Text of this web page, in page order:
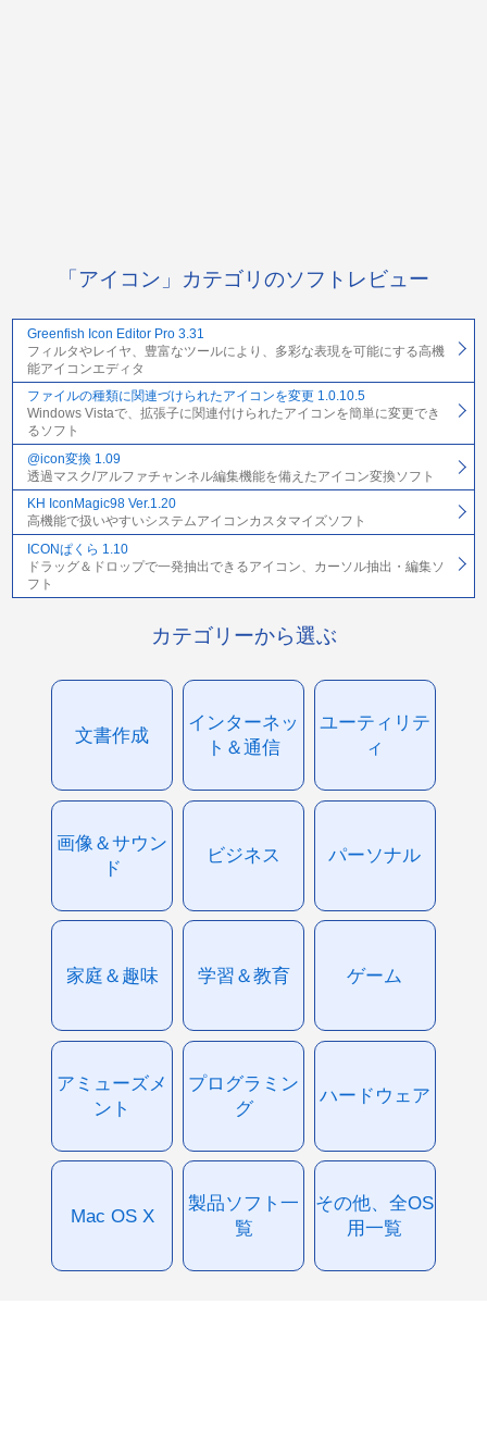
「アイコン」カテゴリのソフトレビュー
Greenfish Icon Editor Pro 3.31
フィルタやレイヤ、豊富なツールにより、多彩な表現を可能にする高機
能アイコンエディタ
ファイルの種類に関連づけられたアイコンを変更 1.0.10.5
Windows Vistaで、拡張子に関連付けられたアイコンを簡単に変更でき
るソフト
@icon変換 1.09
透過マスク/アルファチャンネル編集機能を備えたアイコン変換ソフト
KH IconMagic98 Ver.1.20
高機能で扱いやすいシステムアイコンカスタマイズソフト
ICONぱくら 1.10
ドラッグ＆ドロップで一発抽出できるアイコン、カーソル抽出・編集ソ
フト
カテゴリーから選ぶ
文書作成
インターネッ
ト＆通信
ユーティリテ
ィ
画像＆サウン
ド
ビジネス パーソナル
家庭＆趣味 学習＆教育 ゲーム
アミューズメ
ント
プログラミン
グ
ハードウェア
Mac OS X
製品ソフト一
覧
その他、全OS
用一覧